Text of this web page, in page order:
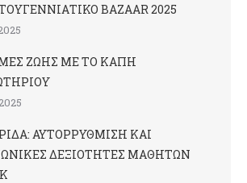
BAZAAR 2025
ΖΩΗΣ ΜΕ ΤΟ ΚΑΠΗ
ΑΥΤΟΡΡΥΘΜΙΣΗ ΚΑΙ
ΔΕΞΙΟΤΗΤΕΣ ΜΑΘΗΤΩΝ